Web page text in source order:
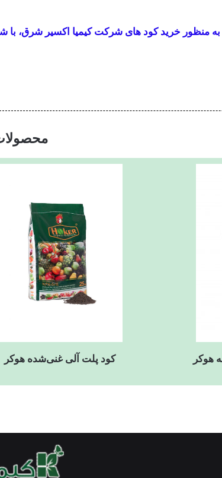
به منظور خرید کود های شرکت کیمیا اکسیر شرق، با
کود پلت آلی غنی‌شده هوکر